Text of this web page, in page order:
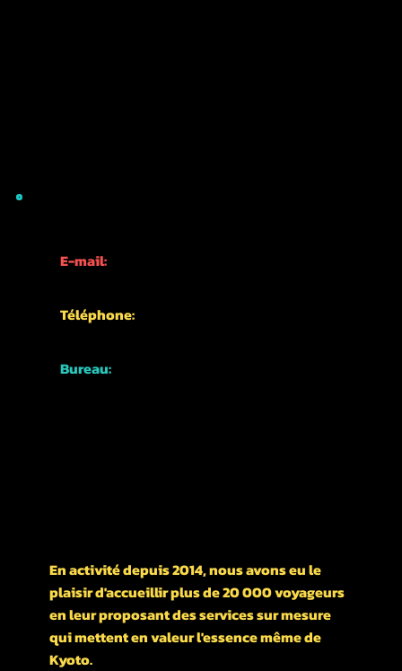
En activité depuis 2014, nous avons eu le
plaisir d'accueillir plus de 20 000 voyageurs
en leur proposant des services sur mesure
qui mettent en valeur l'essence même de
Kyoto.
E-mail:
Téléphone:
Bureau: